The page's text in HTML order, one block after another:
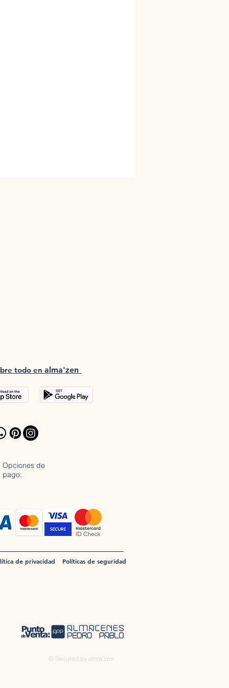
todo en a lma'zen
Opciones de
pago:
Políticas de seguridad
de privacidad
© Secured by alma'zen